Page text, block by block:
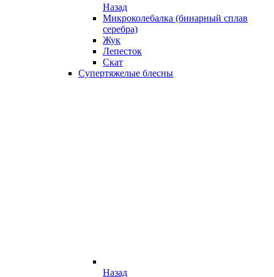
Назад
Микроколебалка (бинарный сплав
серебра)
Жук
Лепесток
Скат
Супертяжелые блесны
Назад